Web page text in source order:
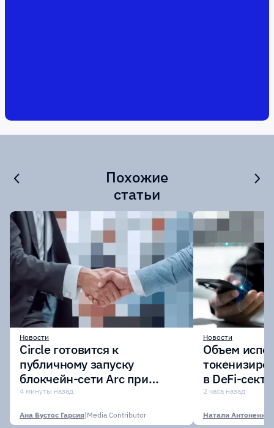
Похожие
статьи
Новости
Circle готовится к
публичному запуску
блокчейн-сети Arc при
участии крупнейших
финансовых организаций
4 минуты назад
Ана Бустос Гарсия|Media Contributor
Новости
Объем
в DeFi-
$7,4 млрд
2 часа назад
Натали Антоненко